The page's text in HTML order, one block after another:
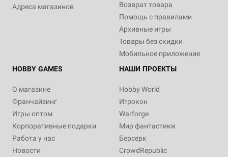
Адреса магазинов
Возврат товара
Помощь с правилами
Архивные игры
Товары без скидки
Мобильное приложение
HOBBY GAMES
О магазине
Франчайзинг
Игры оптом
Корпоративные подарки
Работа у нас
Новости
НАШИ ПРОЕКТЫ
Hobby World
Игрокон
Warforge
Мир фантастики
Берсерк
CrowdRepublic